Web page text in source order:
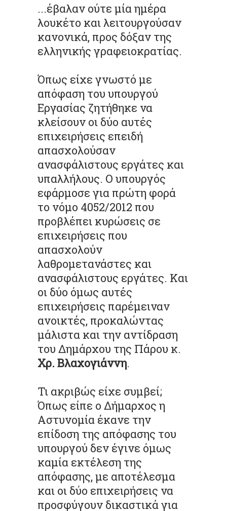
...έβαλαν ούτε μία ημέρα
λουκέτο και λειτουργούσαν
κανονικά, προς δόξαν της
ελληνικής γραφειοκρατίας.
Όπως είχε γνωστό με
απόφαση του υπουργού
Εργασίας ζητήθηκε να
κλείσουν οι δύο αυτές
επιχειρήσεις επειδή
απασχολούσαν
ανασφάλιστους εργάτες και
υπαλλήλους. Ο υπουργός
εφάρμοσε για πρώτη φορά
το νόμο 4052/2012 που
προβλέπει κυρώσεις σε
επιχειρήσεις που
απασχολούν
λαθρομετανάστες και
ανασφάλιστους εργάτες. Και
οι δύο όμως αυτές
επιχειρήσεις παρέμειναν
ανοικτές, προκαλώντας
μάλιστα και την αντίδραση
του Δημάρχου της Πάρου κ.
Χρ. Βλαχογιάννη.
Τι ακριβώς είχε συμβεί;
Όπως είπε ο Δήμαρχος η
Αστυνομία έκανε την
επίδοση της απόφασης του
υπουργού δεν έγινε όμως
καμία εκτέλεση της
απόφασης, με αποτέλεσμα
και οι δύο επιχειρήσεις να
προσφύγουν δικαστικά για